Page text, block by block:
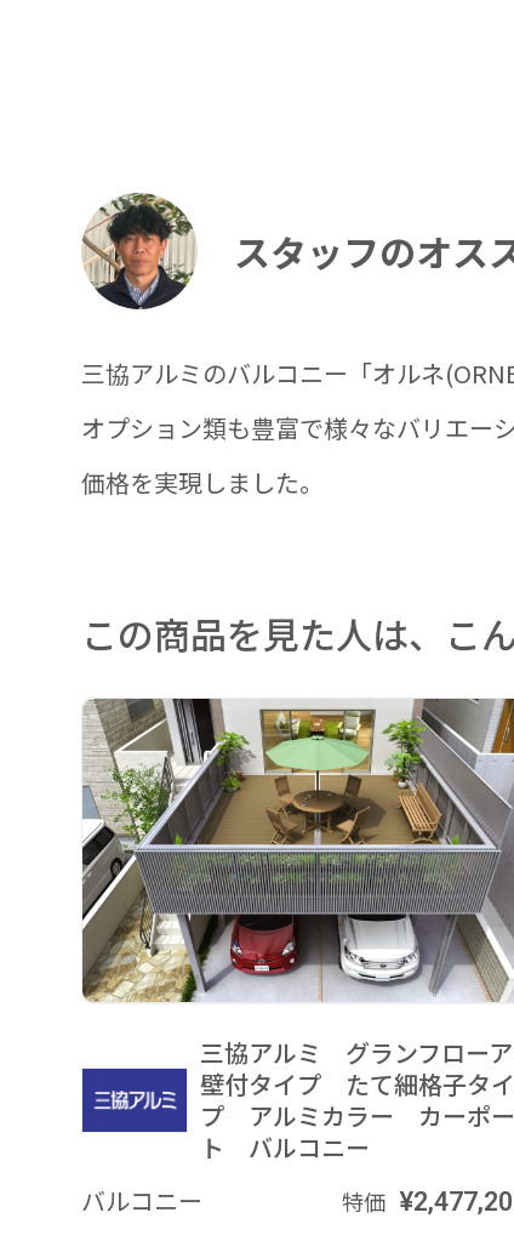
スタッフのオス
三協アルミのバルコニー「オルネ
オプション類も豊富で様々なバリエー
価格を実現しました。
この商品を見た人は、こ
三協アルミ グランフロー
壁付タイプ たて細格子タイ
プ アルミカラー カーポー
ト バルコニー
バルコニー
特価